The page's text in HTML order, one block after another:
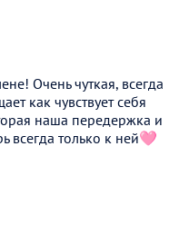
Очень чуткая, всегда
как чувствует себя
наша передержка и
всегда только к ней🩷